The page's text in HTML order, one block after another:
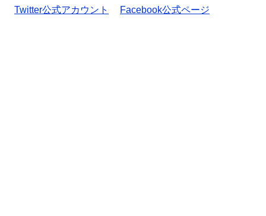
Twitter公式アカウント
Facebook公式ページ